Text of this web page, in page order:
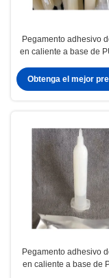
Pegamento adhesivo
en caliente a base de
inteligentes
Obtenga el mejor
Pegamento adhesivo
en caliente a base de